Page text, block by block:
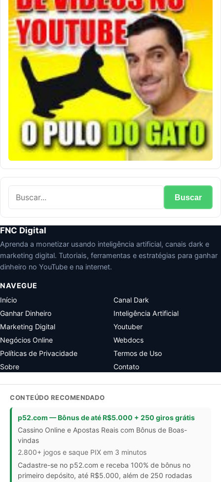
Buscar
FNC Digital
Aprenda a monetizar usando inteligência artificial, canais dark e
marketing digital. Tutoriais, ferramentas e estratégias para ganhar
dinheiro no YouTube e na internet.
NAVEGUE
Início
Canal Dark
Ganhar Dinheiro
Inteligência Artificial
Marketing Digital
Youtuber
Negócios Online
Webdocs
Políticas de Privacidade
Termos de Uso
Sobre
Contato
CONTEÚDO RECOMENDADO
p52.com — Bônus de até R$5.000 + 250 giros grátis
Cassino Online e Apostas Reais com Bônus de Boas-
vindas
2.800+ jogos e saque PIX em 3 minutos
Cadastre-se no p52.com e receba 100% de bônus no
primeiro depósito, até R$5.000, além de 250 rodadas